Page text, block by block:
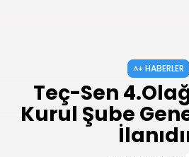
HABERLER
ANKARA 2.
OLAĞAN...
TEMMUZ 31, 2026
HABERLER
Teç-Sen
Kurul Şube